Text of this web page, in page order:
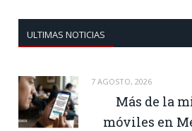
ULTIMAS NOTICIAS
7 AGOSTO, 2026
Más de la
móviles en